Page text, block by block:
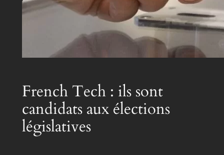
French Tech : ils sont
candidats aux élections
législatives